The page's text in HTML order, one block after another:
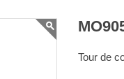
Tour de